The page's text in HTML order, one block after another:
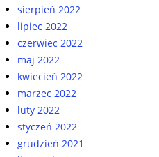
sierpień 2022
lipiec 2022
czerwiec 2022
maj 2022
kwiecień 2022
marzec 2022
luty 2022
styczeń 2022
grudzień 2021